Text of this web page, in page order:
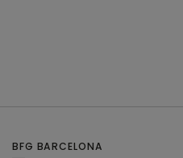
BFG BARCELONA